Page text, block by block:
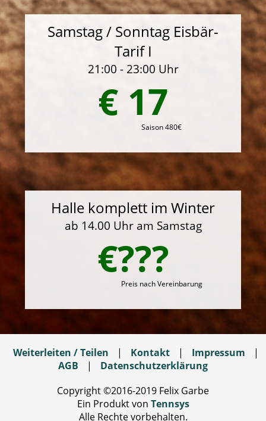
Samstag / Sonntag Eisbär-
Tarif I
21:00 - 23:00 Uhr
€ 17
Saison 480€
Halle komplett im Winter
ab 14.00 Uhr am Samstag
€???
Preis nach Vereinbarung
Weiterleiten / Teilen | Kontakt | Impressum
|
AGB
|
Datenschutzerklärung
Copyright ©2016-2019 Felix Garbe
Ein Produkt von Tennsys
Alle Rechte vorbehalten.